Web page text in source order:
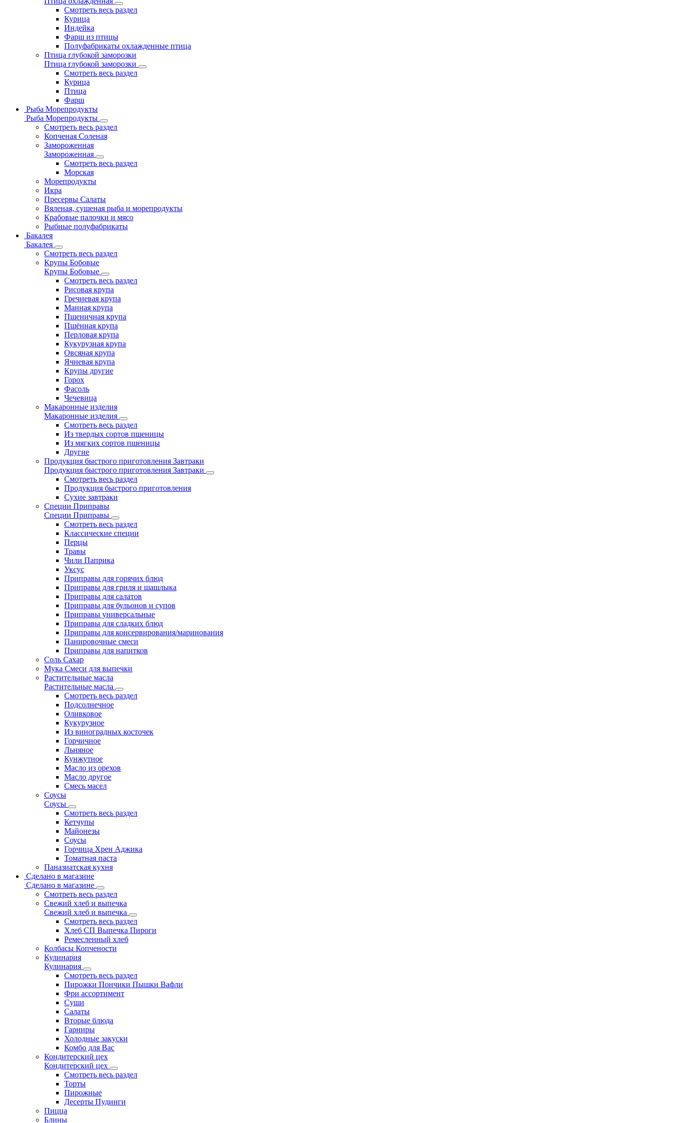
Смотреть весь раздел
Курица
Индейка
Фарш из птицы
Полуфабрикаты охлажденные птица
Птица глубокой заморозки
Птица глубокой заморозки
Смотреть весь раздел
Курица
Птица
Фарш
Рыба Морепродукты
Рыба Морепродукты
Смотреть весь раздел
Копченая Соленая
Замороженная
Замороженная
Смотреть весь раздел
Морская
Морепродукты
Икра
Пресервы Салаты
Вяленая, сушеная рыба и морепродукты
Крабовые палочки и мясо
Рыбные полуфабрикаты
Бакалея
Бакалея
Смотреть весь раздел
Крупы Бобовые
Крупы Бобовые
Смотреть весь раздел
Рисовая крупа
Гречневая крупа
Манная крупа
Пшеничная крупа
Пшённая крупа
Перловая крупа
Кукурузная крупа
Овсяная крупа
Ячневая крупа
Крупы другие
Горох
Фасоль
Чечевица
Макаронные изделия
Макаронные изделия
Смотреть весь раздел
Из твердых сортов пшеницы
Из мягких сортов пшеницы
Другие
Продукция быстрого приготовления Завтраки
Продукция быстрого приготовления Завтраки
Смотреть весь раздел
Продукция быстрого приготовления
Сухие завтраки
Специи Приправы
Специи Приправы
Смотреть весь раздел
Классические специи
Перцы
Травы
Чили Паприка
Уксус
Приправы для горячих блюд
Приправы для гриля и шашлыка
Приправы для салатов
Приправы для бульонов и супов
Приправы универсальные
Приправы для сладких блюд
Приправы для консервирования/маринования
Панировочные смеси
Приправы для напитков
Соль Сахар
Мука Смеси для выпечки
Растительные масла
Растительные масла
Смотреть весь раздел
Подсолнечное
Оливковое
Кукурузное
Из виноградных косточек
Горчичное
Льняное
Кунжутное
Масло из орехов
Масло другое
Смесь масел
Соусы
Соусы
Смотреть весь раздел
Кетчупы
Майонезы
Соусы
Горчица Хрен Аджика
Томатная паста
Паназиатская кухня
Сделано в магазине
Сделано в магазине
Смотреть весь раздел
Свежий хлеб и выпечка
Свежий хлеб и выпечка
Смотреть весь раздел
Хлеб СП Выпечка Пироги
Ремесленный хлеб
Колбасы Копчености
Кулинария
Кулинария
Смотреть весь раздел
Пирожки Пончики Пышки Вафли
Фри ассортимент
Суши
Салаты
Вторые блюда
Гарниры
Холодные закуски
Комбо для Вас
Кондитерский цех
Кондитерский цех
Смотреть весь раздел
Торты
Пирожные
Десерты Пудинги
Пицца
Блины